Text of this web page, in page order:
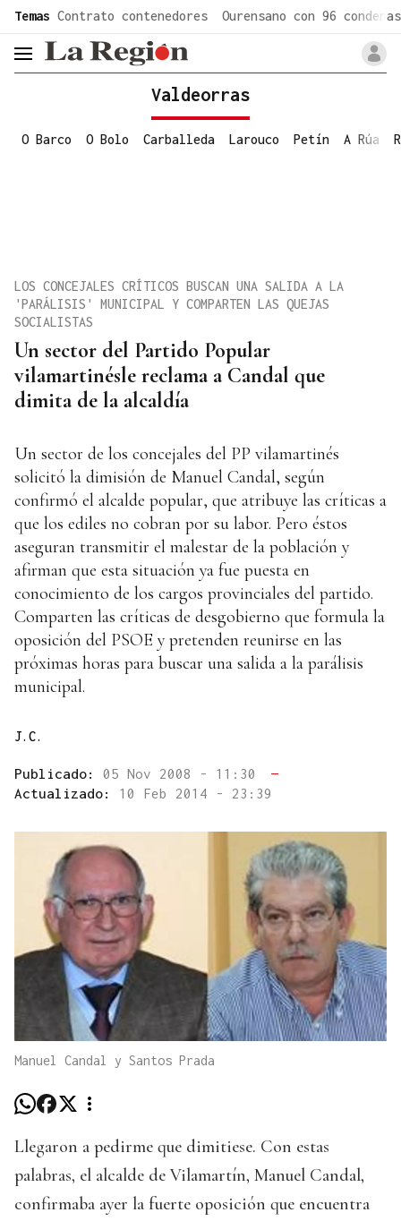
Temas Contrato contenedores Ourensano con 96 condenas
header.menu.open
Valdeorras
O Barco O Bolo Carballeda Larouco Petín A Rúa
Un sector del Partido Popular
vilamartinésle reclama a Candal que
dimita de la alcaldía
LOS CONCEJALES CRÍTICOS BUSCAN UNA SALIDA A LA
'PARÁLISIS' MUNICIPAL Y COMPARTEN LAS QUEJAS
SOCIALISTAS
Un sector de los concejales del PP vilamartinés
solicitó la dimisión de Manuel Candal, según
confirmó el alcalde popular, que atribuye las críticas a
que los ediles no cobran por su labor. Pero éstos
aseguran transmitir el malestar de la población y
afirman que esta situación ya fue puesta en
conocimiento de los cargos provinciales del partido.
Comparten las críticas de desgobierno que formula la
oposición del PSOE y pretenden reunirse en las
próximas horas para buscar una salida a la parálisis
municipal.
J.C.
Publicado: 05 Nov 2008 - 11:30
—
Actualizado: 10 Feb 2014 - 23:39
Manuel Candal y Santos Prada
Llegaron a pedirme que dimitiese. Con estas
palabras, el alcalde de Vilamartín, Manuel Candal,
confirmaba ayer la fuerte oposición que encuentra